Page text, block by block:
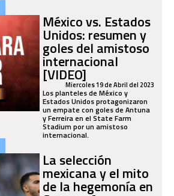
México vs. Estados
Unidos: resumen y
goles del amistoso
internacional
[VIDEO]Miercoles 19 de Abril del 2023
Los planteles de México y
Estados Unidos protagonizaron
un empate con goles de Antuna
y Ferreira en el State Farm
Stadium por un amistoso
internacional.
La selección
mexicana y el mito
de la hegemonía en